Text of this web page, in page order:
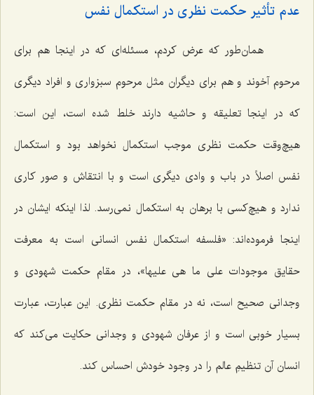
عدم تأثیر حکمت نظری در استکمال نفس
همان‌طور که عرض کردم، مسئله‌ای که در اینجا هم برای
مرحوم آخوند و هم برای دیگران مثل مرحوم سبزواری و افراد دیگری
که در اینجا تعلیقه و حاشیه دارند خلط شده است، این است:
هیچ‌وقت حکمت نظری موجب استکمال نخواهد بود و استکمال
نفس اصلاً در باب و وادی دیگری است و با انتقاش و صور کاری
ندارد و هیچ‌کسی با برهان به استکمال نمی‌رسد. لذا اینکه ایشان در
اینجا فرموده‌اند: «فلسفه استکمال نفس انسانی است به معرفت
حقایق موجوداتعلی ما هی علیها»، در مقام حکمت شهودی و
وجدانی صحیح است، نه در مقام حکمت نظری. این عبارت، عبارت
بسیار خوبی است و از عرفان شهودی و وجدانی حکایت می‌کند که
انسان آن تنظیمِ عالم را در وجود خودش احساس کند.